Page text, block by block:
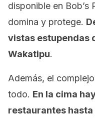
disponible en Bob’s
domina y protege.
vistas estupendas
Wakatipu.
Además, el
todo. En la cima
restaurantes